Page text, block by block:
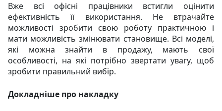
Вже всі офісні працівники встигли оцінити
ефективність її використання. Не втрачайте
можливості зробити свою роботу практичною і
мати можливість змінювати становище. Всі моделі,
які можна знайти в продажу, мають свої
особливості, на які потрібно звертати увагу, щоб
зробити правильний вибір.
Докладніше про накладку